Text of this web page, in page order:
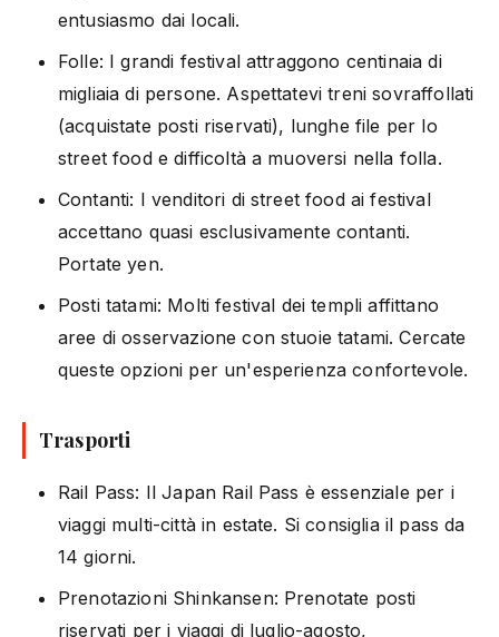
entusiasmo dai locali.
Folle: I grandi festival attraggono centinaia di
migliaia di persone. Aspettatevi treni sovraffollati
(acquistate posti riservati), lunghe file per lo
street food e difficoltà a muoversi nella folla.
Contanti: I venditori di street food ai festival
accettano quasi esclusivamente contanti.
Portate yen.
Posti tatami: Molti festival dei templi affittano
aree di osservazione con stuoie tatami. Cercate
queste opzioni per un'esperienza confortevole.
Trasporti
Rail Pass: Il Japan Rail Pass è essenziale per i
viaggi multi-città in estate. Si consiglia il pass da
14 giorni.
Prenotazioni Shinkansen: Prenotate posti
riservati per i viaggi di luglio-agosto,